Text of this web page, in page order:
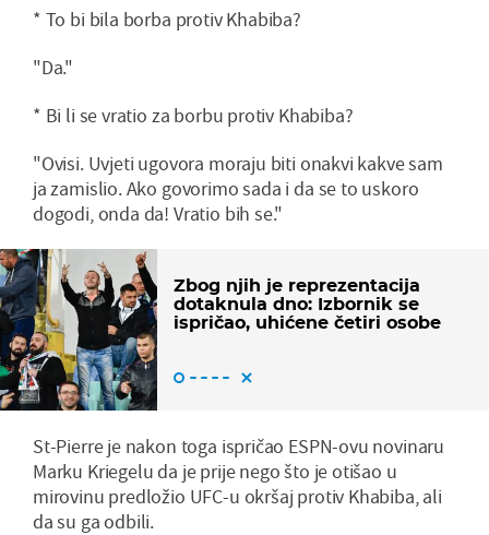
* To bi bila borba protiv Khabiba?
"Da."
* Bi li se vratio za borbu protiv Khabiba?
"Ovisi. Uvjeti ugovora moraju biti onakvi kakve sam
ja zamislio. Ako govorimo sada i da se to uskoro
dogodi, onda da! Vratio bih se."
Zbog njih je reprezentacija
dotaknula dno: Izbornik se
ispričao, uhićene četiri osobe
St-Pierre je nakon toga ispričao ESPN-ovu novinaru
Marku Kriegelu da je prije nego što je otišao u
mirovinu predložio UFC-u okršaj protiv Khabiba, ali
da su ga odbili.